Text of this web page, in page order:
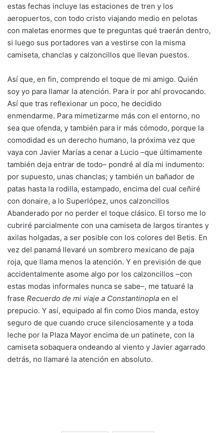
estas fechas incluye las estaciones de tren y los
aeropuertos, con todo cristo viajando medio en pelotas
con maletas enormes que te preguntas qué traerán dentro,
si luego sus portadores van a vestirse con la misma
camiseta, chanclas y calzoncillos que llevan puestos.
Así que, en fin, comprendo el toque de mi amigo. Quién
soy yo para llamar la atención. Para ir por ahí provocando.
Así que tras reflexionar un poco, he decidido
enmendarme. Para mimetizarme más con el entorno, no
sea que ofenda, y también para ir más cómodo, porque la
comodidad es un derecho humano, la próxima vez que
vaya con Javier Marías a cenar a Lucio –que últimamente
también deja entrar de todo– pondré al día mi indumento:
por supuesto, unas chanclas; y también un bañador de
patas hasta la rodilla, estampado, encima del cual ceñiré
con donaire, a lo Superlópez, unos calzoncillos
Abanderado por no perder el toque clásico. El torso me lo
cubriré parcialmente con una camiseta de largos tirantes y
axilas holgadas, a ser posible con los colores del Betis. En
vez del panamá llevaré un sombrero mexicano de paja
roja, que llama menos la atención. Y en previsión de que
accidentalmente asome algo por los calzoncillos –con
estas modas informales nunca se sabe–, me tatuaré la
frase Recuerdo de mi viaje a Constantinopla en el
prepucio. Y así, equipado al fin como Dios manda, estoy
seguro de que cuando cruce silenciosamente y a toda
leche por la Plaza Mayor encima de un patinete, con la
camiseta sobaquera ondeando al viento y Javier agarrado
detrás, no llamaré la atención en absoluto.